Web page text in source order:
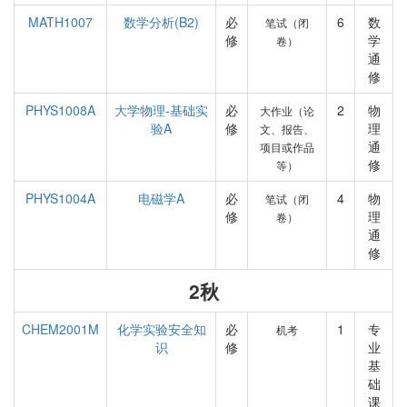
MATH1007 数学分析(B2)
必
修
笔试（闭
卷）
6
数
学
通
修
PHYS1008A
大学物理-基础实
验A
必
修
大作业（论
文、报告、
项目或作品
等）
2
物
理
通
修
PHYS1004A
电磁学A
必
修
笔试（闭
卷）
4
物
理
通
修
2秋
CHEM2001M
化学实验安全知
识
必
修
机考 1
专
业
基
础
课